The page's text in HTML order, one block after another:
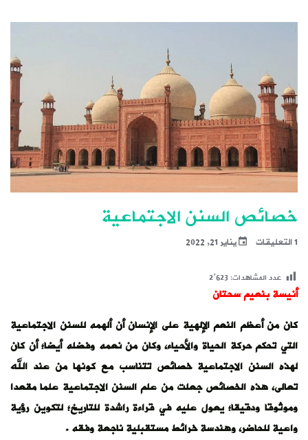
خصائص السنن الاجتماعية
1 التعليقات يناير 21, 2022
عدد المشاهدات:2٬623
أنيسة بنعيم سحتان
كان من أعظم النعم الإلهية على الإنسان أن ألهمه للسنن الاجتماعية
التي تحكم حركة الحياة والأحياء، وكان من نعمه وفضله أيضا؛ أن كان
لهذه السنن الاجتماعية خصائص تتناسب مع كونها من عند الله
تعالى، هذه الخصائص جعلت من علم السنن الاجتماعية علما مقعدا
وموثوقا ودقيقا؛ يعول عليه في قراءة راشدة للتاريخ؛ لتكوين رؤية
واعية للحاضر، وهندسة خرائط مستقبلية ناجعة وفقه .